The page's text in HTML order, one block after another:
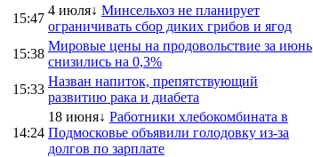
15:47
4 июля↓ Минсельхоз не планирует
ограничивать сбор диких грибов и ягод
15:38
Мировые цены на продовольствие за июнь
снизились на 0,3%
15:33
Назван напиток, препятствующий
развитию рака и диабета
14:24
18 июня↓ Работники хлебокомбината в
Подмосковье объявили голодовку из-за
долгов по зарплате